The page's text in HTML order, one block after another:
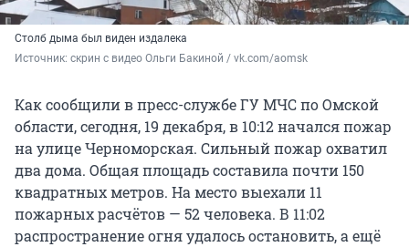
Столб дыма был виден издалека
Источник: скрин с видео Ольги Бакиной / vk.com/aomsk
Как сообщили в пресс-службе ГУ МЧС по Омской
области, сегодня, 19 декабря, в 10:12 начался пожар
на улице Черноморская. Сильный пожар охватил
два дома. Общая площадь составила почти 150
квадратных метров. На место выехали 11
пожарных расчётов — 52 человека. В 11:02
распространение огня удалось остановить, а ещё